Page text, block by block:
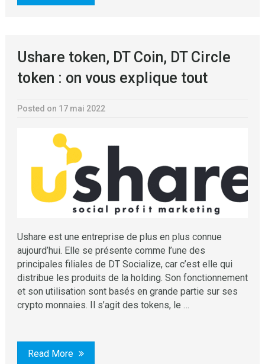
Ushare token, DT Coin, DT Circle
token : on vous explique tout
Posted on 17 mai 2022
Ushare est une entreprise de plus en plus connue
aujourd’hui. Elle se présente comme l’une des
principales filiales de DT Socialize, car c’est elle qui
distribue les produits de la holding. Son fonctionnement
et son utilisation sont basés en grande partie sur ses
crypto monnaies. Il s’agit des tokens, le …
Read More